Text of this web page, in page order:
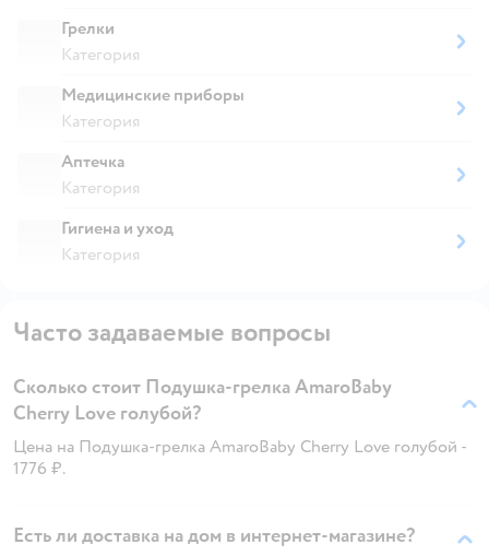
Грелки
Категория
Медицинские приборы
Категория
Аптечка
Категория
Гигиена и уход
Категория
Часто задаваемые вопросы
Сколько стоит Подушка-грелка AmaroBaby
Cherry Love голубой?
Цена на Подушка-грелка AmaroBaby Cherry Love голубой -
1776 ₽.
Есть ли доставка на дом в интернет-магазине?